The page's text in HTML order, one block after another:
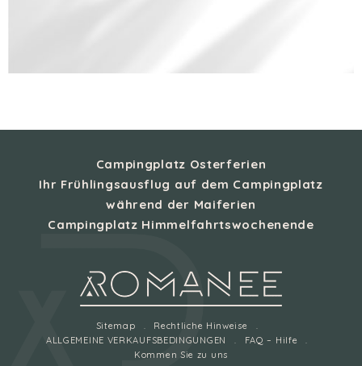
Campingplatz Osterferien
Ihr Frühlingsausflug auf dem Campingplatz
während der Maiferien
Campingplatz Himmelfahrtswochenende
Sitemap
Rechtliche Hinweise
ALLGEMEINE VERKAUFSBEDINGUNGEN
FAQ – Hilfe
Kommen Sie zu uns